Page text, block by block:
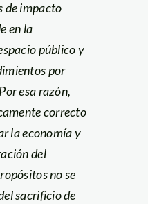
de impacto
en la
público y
por
esa razón,
correcto
la economía y
del
no se
sacrificio de